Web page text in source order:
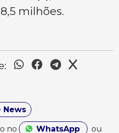
milhões.
no WhatsApp
ou